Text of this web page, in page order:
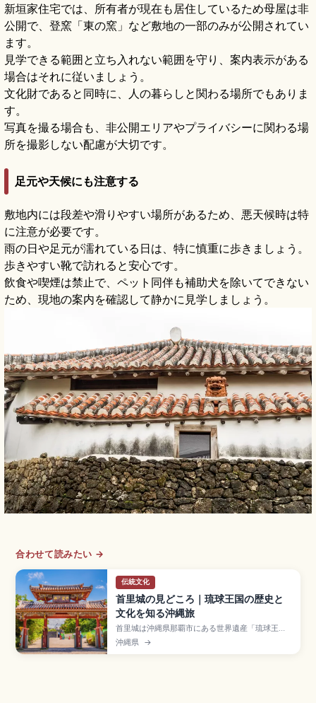
新垣家住宅では、所有者が現在も居住しているため母屋は非
公開で、登窯「東の窯」など敷地の一部のみが公開されてい
ます。
見学できる範囲と立ち入れない範囲を守り、案内表示がある
場合はそれに従いましょう。
文化財であると同時に、人の暮らしと関わる場所でもありま
す。
写真を撮る場合も、非公開エリアやプライバシーに関わる場
所を撮影しない配慮が大切です。
足元や天候にも注意する
敷地内には段差や滑りやすい場所があるため、悪天候時は特
に注意が必要です。
雨の日や足元が濡れている日は、特に慎重に歩きましょう。
歩きやすい靴で訪れると安心です。
飲食や喫煙は禁止で、ペット同伴も補助犬を除いてできない
ため、現地の案内を確認して静かに見学しましょう。
合わせて読みたい →
伝統文化
首里城の見どころ｜琉球王国の歴史と
文化を知る沖縄旅
首里城は沖縄県那覇市にある世界遺産「琉球王国
のグスク及び関連遺産群」の構成資産で、約450
年間にわたり琉球王国の中心として栄えた王宮。
沖縄県 →